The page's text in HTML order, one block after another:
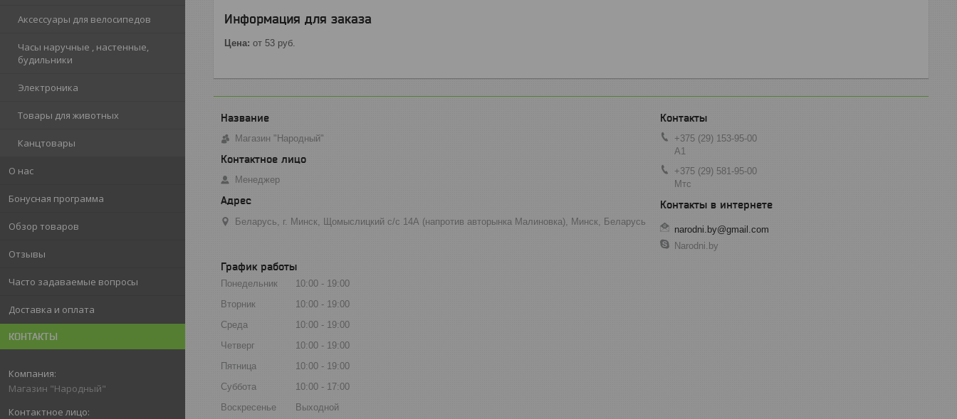
Аксессуары для велосипедов
Часы наручные , настенные,
будильники
Электроника
Товары для животных
Канцтовары
О нас
Бонусная программа
Обзор товаров
Отзывы
Часто задаваемые вопросы
Доставка и оплата
КОНТАКТЫ
Магазин "Народный"
Информация для заказа
Цена: от 53 руб.
Магазин "Народный"
Менеджер
Беларусь, г. Минск, Щомыслицкий с/с 14А (напротив авторынка Малиновка), Минск, Беларусь
+375 (29) 153-95-00
А1
+375 (29) 581-95-00
Мтс
narodni.by@gmail.com
Narodni.by
График работы
Понедельник 10:00
19:00
Вторник
10:00
19:00
Среда
10:00
19:00
Четверг
10:00
19:00
Пятница
10:00
19:00
Суббота
10:00
17:00
Воскресенье
Выходной